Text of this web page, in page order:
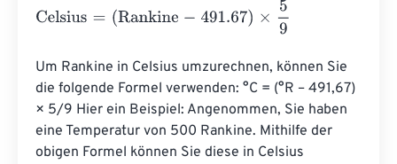
Celsius Rankine - 491.67 ×59
Um Rankine in Celsius umzurechnen, können Sie
die folgende Formel verwenden: °C = (°R – 491,67)
× 5/9 Hier ein Beispiel: Angenommen, Sie haben
eine Temperatur von 500 Rankine. Mithilfe der
obigen Formel können Sie diese in Celsius